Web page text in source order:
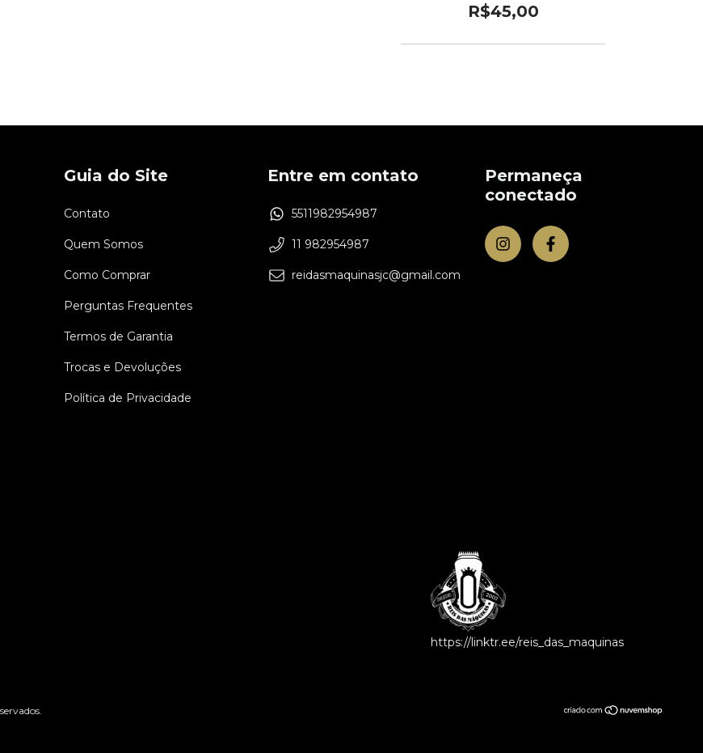
R$45,00
Guia do Site
Contato
Quem Somos
Como Comprar
Perguntas Frequentes
Termos de Garantia
Trocas e Devoluções
Política de Privacidade
Entre em contato
5511982954987
11 982954987
reidasmaquinasjc@gmail.com
Permaneça
conectado
https://linktr.ee/reis_das_maquinas